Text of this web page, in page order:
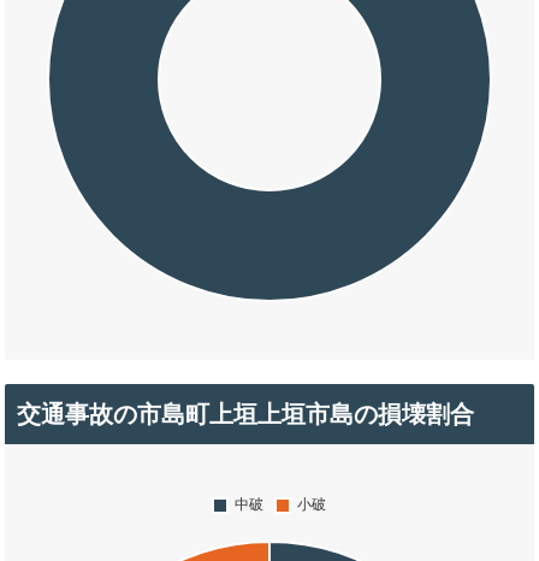
交通事故の市島町上垣上垣市島の損壊割合